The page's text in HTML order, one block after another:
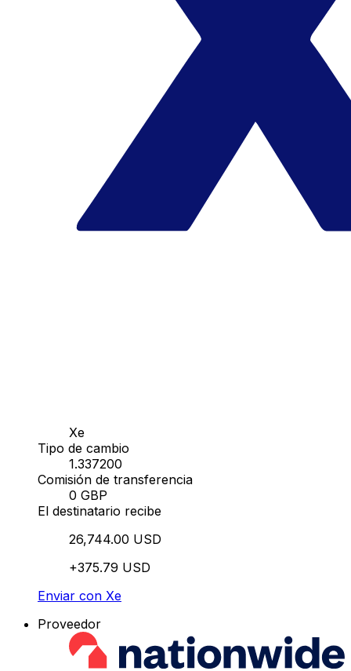
Xe
Tipo de cambio
1.337200
Comisión de transferencia
0 GBP
El destinatario recibe
26,744.00 USD
+375.79 USD
Enviar con Xe
Proveedor